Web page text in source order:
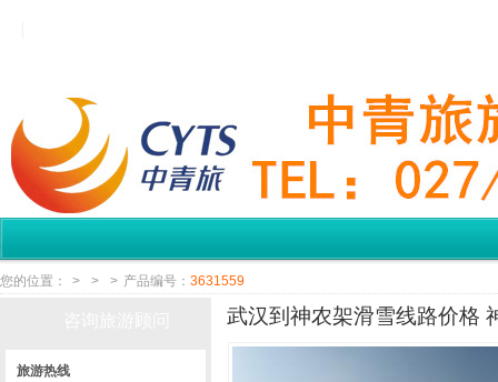
您的位置： > > > 产品编号： 3631559
武汉到神农架滑雪线路价格
旅游热线